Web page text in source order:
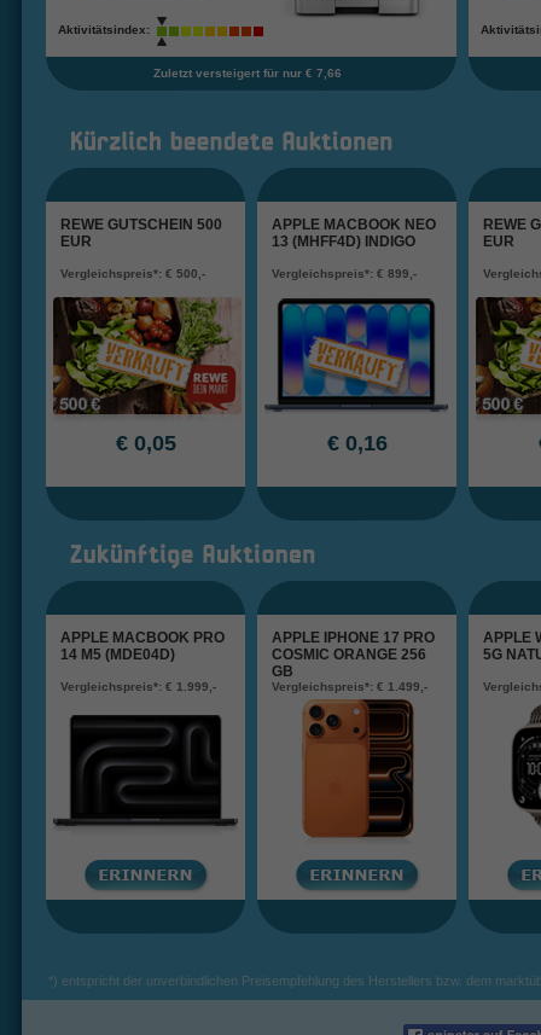
Aktivitätsindex:
Zuletzt versteigert für nur € 7,66
REWE GUTSCHEIN 500
EUR
Vergleichspreis*: € 500,-
€ 0,05
APPLE MACBOOK NEO
13 (MHFF4D) INDIGO
Vergleichspreis*: € 899,-
€ 0,16
REWE
EUR
APPLE MACBOOK PRO
14 M5 (MDE04D)
Vergleichspreis*: € 1.999,-
APPLE IPHONE 17 PRO
COSMIC ORANGE 256
GB
Vergleichspreis*: € 1.499,-
APPLE
5G
*) entspricht der unverbindlichen Preisempfehlung des Herstellers bzw. dem